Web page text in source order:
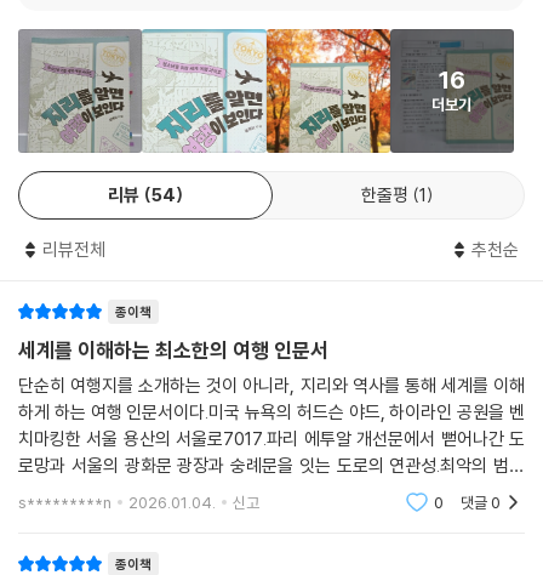
16
더보기
리뷰 54 한줄평 1
리뷰전체 추천순
종이책
세계를 이해하는 최소한의 여행 인문서
단순히 여행지를 소개하는 것이 아니라, 지리와 역사를 통해 세계를 이해
하게 하는 여행 인문서이다.미국 뉴욕의 허드슨 야드, 하이라인 공원을 벤
치마킹한 서울 용산의 서울로7017.파리 에투알 개선문에서 뻗어나간 도
로망과 서울의 광화문 광장과 숭례문을 잇는 도로의 연관성.최악의 범죄
지역이었던 코무나13의 변화 과정을 나타낸 벽화. 빅토르 위고의 노트르
s*********n 2026.01.04. 신고 0 댓글0
종이책